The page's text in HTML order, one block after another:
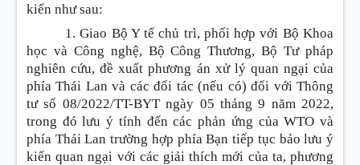
kiến như sau:
1. Giao Bộ Y tế chủ trì, phối hợp với Bộ Khoa
học và Công nghệ, Bộ Công Thương, Bộ Tư pháp
nghiên cứu, đề xuất phương án xử lý quan ngại của
phía Thái Lan và các đối tác (nếu có) đối với Thông
tư số 08/2022/TT-BYT ngày 05 tháng 9 năm 2022,
trong đó lưu ý tính đến các phản ứng của WTO và
phía Thái Lan trường hợp phía Bạn tiếp tục bảo lưu ý
kiến quan ngại với các giải thích mới của ta, phương